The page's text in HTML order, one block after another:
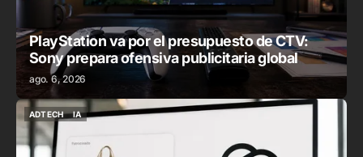
PlayStation va por el presupuesto de CTV:
Sony prepara ofensiva publicitaria global
ago. 6, 2026
ADTECH
ADTECH
IA